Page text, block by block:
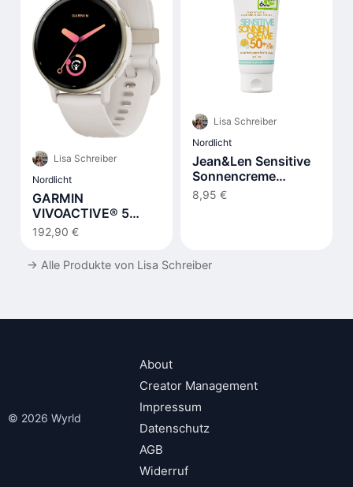
Lisa Schreiber
Nordlicht
GARMIN
VIVOACTIVE® 5
MUSIC Smartwatch
192,90 €
Lisa Schreiber
Nordlicht
Jean&Len Sensitive
Sonnencreme
Gesicht LSF 50+
8,95 €
→ Alle Produkte von Lisa Schreiber
© 2026 Wyrld
About
Creator Management
Impressum
Datenschutz
AGB
Widerruf